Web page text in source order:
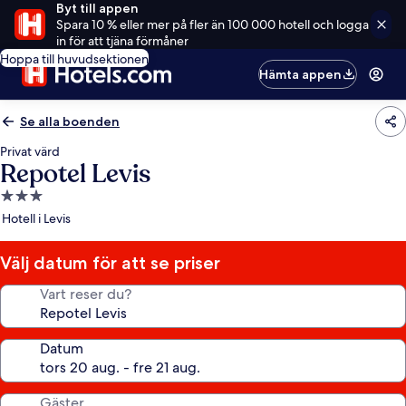
Byt till appen
Spara 10 % eller mer på fler än 100 000 hotell och logga
in för att tjäna förmåner
Hoppa till huvudsektionen
Hämta appen
Se alla boenden
Privat värd
Repotel Levis
3.0-
stjärnigt
Hotell i Levis
Välj datum för att se priser
Vart reser du?
Datum